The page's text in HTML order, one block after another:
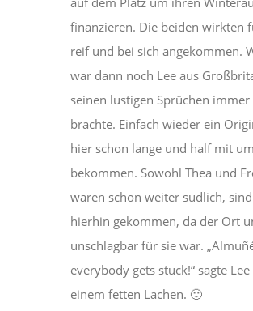
finanzieren. Die beiden wirkten
reif und bei sich angekommen.
war dann noch Lee aus
seinen lustigen Sprüchen
brachte. Einfach wieder ein
hier schon lange und half mit um
bekommen. Sowohl Thea und
waren schon weiter südlich,
hierhin gekommen, da der Ort
unschlagbar für sie war.
everybody gets stuck!“ sagte
einem fetten Lachen. 🙂